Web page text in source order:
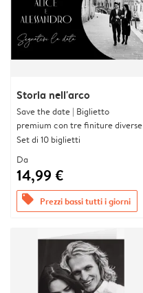
Storia nell'arco
Save the date | Biglietto
premium con tre finiture diverse
Set di 10 biglietti
Da
14,99 €
offers Prezzi bassi tutti i giorni